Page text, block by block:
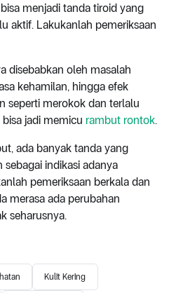
menjadi tanda tiroid yang
aktif. Lakukanlah pemeriksaan
disebabkan oleh masalah
kehamilan, hingga efek
seperti merokok dan terlalu
jadi memicu rambut rontok.
ada banyak tanda yang
indikasi adanya
pemeriksaan berkala dan
merasa ada perubahan
seharusnya.
Kulit Kering